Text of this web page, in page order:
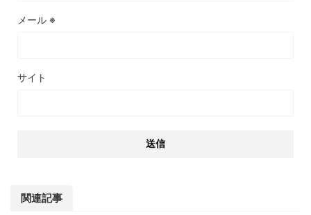
メール ※
サイト
関連記事